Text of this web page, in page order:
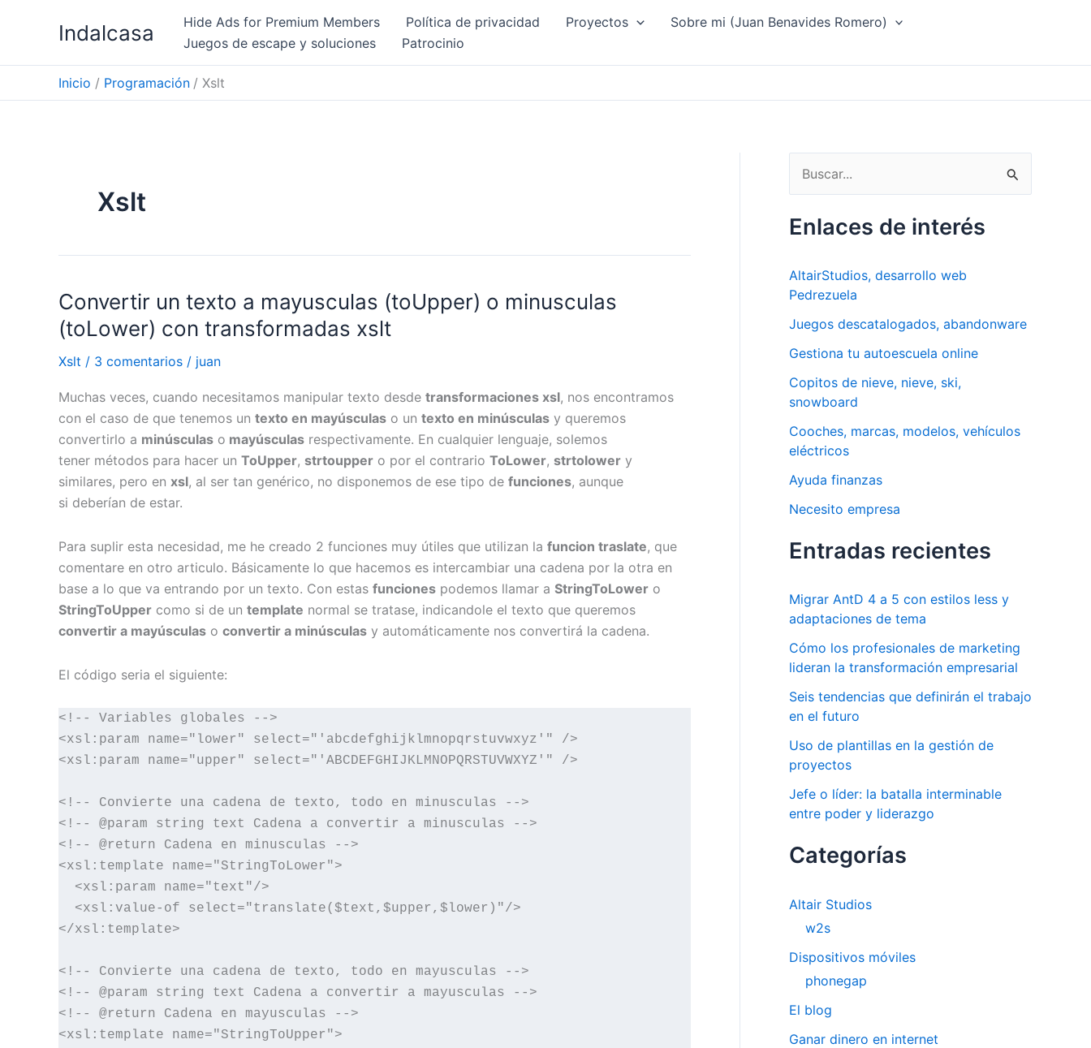
Indalcasa Hide Ads for Premium Members Política de privacidad Proyectos
Sobre mi (Juan Benavides Romero)
Juegos de escape y soluciones
Patrocinio
Inicio Programación Xslt
Xslt
Convertir un texto a mayusculas (toUpper) o minusculas
(toLower) con transformadas xslt
Xslt / 3 comentarios / juan
Muchas veces, cuando necesitamos manipular texto desde transformaciones xsl, nos encontramos
con el caso de que tenemos un texto en mayúsculas o un texto en minúsculas y queremos
convertirlo a minúsculas o mayúsculas respectivamente. En cualquier lenguaje, solemos
tener métodos para hacer un ToUpper, strtoupper o por el contrario ToLower, strtolower y
similares, pero en xsl, al ser tan genérico, no disponemos de ese tipo de funciones, aunque
si deberían de estar.
Para suplir esta necesidad, me he creado 2 funciones muy útiles que utilizan la funcion traslate, que
comentare en otro articulo. Básicamente lo que hacemos es intercambiar una cadena por la otra en
base a lo que va entrando por un texto. Con estas funciones podemos llamar a StringToLower o
StringToUpper como si de un template normal se tratase, indicandole el texto que queremos
convertir a mayúsculas o convertir a minúsculas y automáticamente nos convertirá la cadena.
El código seria el siguiente:
<!-- Variables globales -->
<xsl:param name="lower" select="'abcdefghijklmnopqrstuvwxyz'" />
<xsl:param name="upper" select="'ABCDEFGHIJKLMNOPQRSTUVWXYZ'" />
<!-- Convierte una cadena de texto, todo en minusculas -->
<!-- @param string text Cadena a convertir a minusculas -->
<!-- @return Cadena en minusculas -->
<xsl:template name="StringToLower">
  <xsl:param name="text"/>
  <xsl:value-of select="translate($text,$upper,$lower)"/>
</xsl:template>
<!-- Convierte una cadena de texto, todo en mayusculas -->
<!-- @param string text Cadena a convertir a mayusculas -->
<!-- @return Cadena en mayusculas -->
<xsl:template name="StringToUpper">
u
s
a
r
p
o
:
Enlaces de interés
AltairStudios, desarrollo web
Pedrezuela
Juegos descatalogados, abandonware
Gestiona tu autoescuela online
Copitos de nieve, nieve, ski,
snowboard
Cooches, marcas, modelos, vehículos
eléctricos
Ayuda finanzas
Necesito empresa
Entradas recientes
Migrar AntD 4 a 5 con estilos less y
adaptaciones de tema
Cómo los profesionales de marketing
lideran la transformación empresarial
Seis tendencias que definirán el trabajo
en el futuro
Uso de plantillas en la gestión de
proyectos
Jefe o líder: la batalla interminable
entre poder y liderazgo
Categorías
Altair Studios
w2s
Dispositivos móviles
phonegap
El blog
Ganar dinero en internet